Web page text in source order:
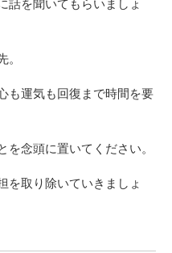
も運気も回復まで時間を要
念頭に置いてください。
を取り除いていきましょ